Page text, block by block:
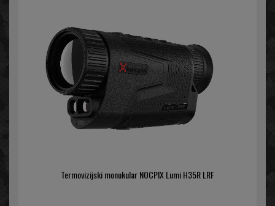
Termovizijski monukular NOCPIX Lumi H35R LRF